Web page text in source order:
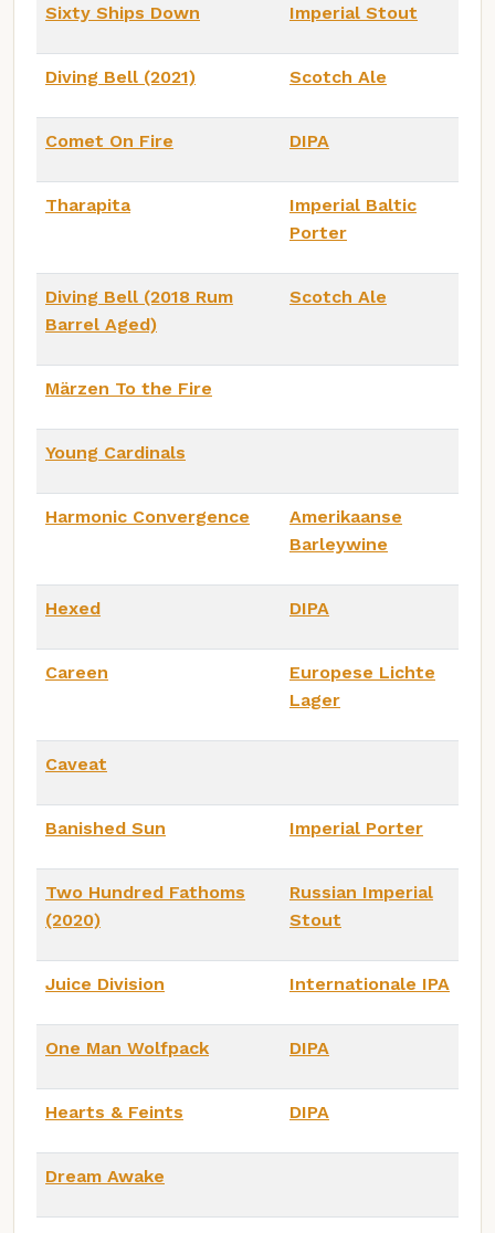
Sixty Ships Down Imperial Stout
Diving Bell (2021) Scotch Ale
Comet On Fire DIPA
Tharapita
Imperial Baltic
Porter
Diving Bell (2018 Rum
Barrel Aged)
Scotch Ale
Märzen To the Fire
Young Cardinals
Harmonic Convergence
Amerikaanse
Barleywine
Hexed DIPA
Careen
Europese Lichte
Lager
Caveat
Banished Sun Imperial Porter
Two Hundred Fathoms
(2020)
Russian Imperial
Stout
Juice Division Internationale IPA
One Man Wolfpack DIPA
Hearts & Feints DIPA
Dream Awake